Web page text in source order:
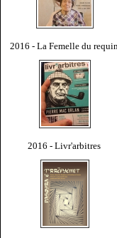
2016 - La Femelle du requin
2016 - Livr'arbitres